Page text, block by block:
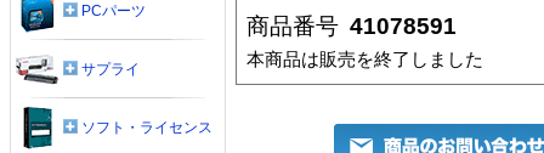
商品番号 41078591
本商品は販売を終了しました
PCパーツ
サプライ
ソフト・ライセンス